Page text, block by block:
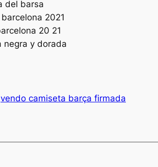
vendo camiseta barça firmada